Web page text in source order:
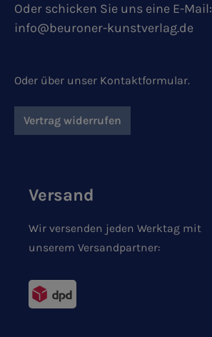
Oder schicken Sie uns eine E-Mail:
info@beuroner-kunstverlag.de
Oder über unser Kontaktformular.
Vertrag widerrufen
Versand
Wir versenden jeden Werktag mit
unserem Versandpartner: